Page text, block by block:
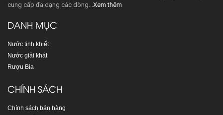
cung cấp đa dạng các dòng... Xem thêm
DANH MỤC
Nước tinh khiết
Nước giải khát
Rượu Bia
CHÍNH SÁCH
Chính sách bán hàng